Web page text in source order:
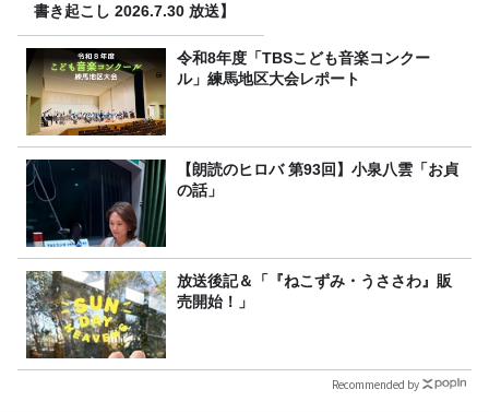
書き起こし 2026.7.30 放送】
令和8年度「TBSこども音楽コンクー
ル」練馬地区大会レポート
【朗読のヒロバ 第93回】小泉八雲「お貞
の話」
放送後記＆「『ねこずみ・うささわ』販
売開始！」
Recommended by